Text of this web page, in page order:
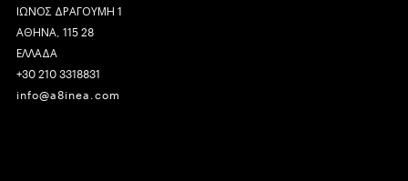
ΙΩΝΟΣ ΔΡΑΓΟΥΜΗ 1
ΑΘΗΝΑ, 115 28
ΕΛΛΑΔΑ
+30 210 3318831
info@a8inea.com